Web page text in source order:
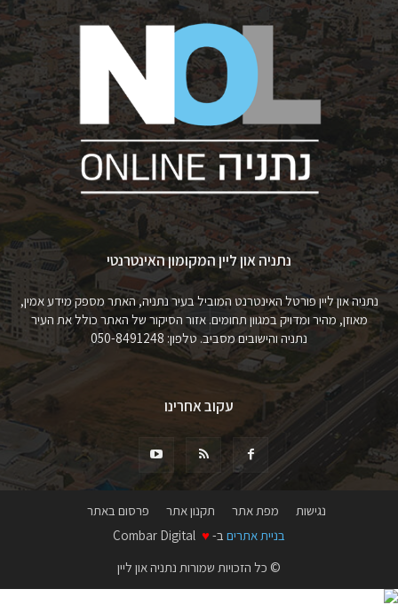
נתניה און ליין המקומון האינטרנטי
נתניה און ליין פורטל האינטרנט המוביל בעיר נתניה, האתר מספק מידע אמין,
מאוזן, מהיר ומדויק במגוון תחומים. אזור הסיקור של האתר כולל את העיר
נתניה והישובים מסביב. טלפון: 050-8491248
עקוב אחרינו
נגישות מפת אתר תקנון אתר
פרסום באתר
בניית אתרים ב- ♥
© כל הזכויות שמורות נתניה און ליין